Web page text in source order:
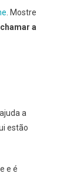
. Mostre
chamar a
a
estão
e é